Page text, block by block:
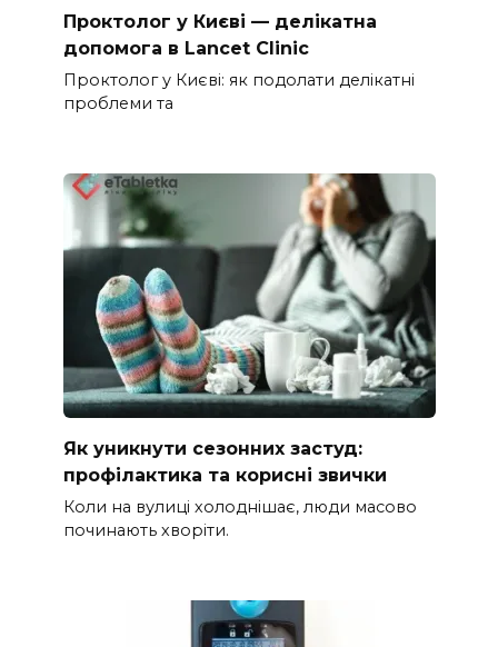
Проктолог у Києві — делікатна
допомога в Lancet Clinic
Проктолог у Києві: як подолати делікатні
проблеми та
Як уникнути сезонних застуд:
профілактика та корисні звички
Коли на вулиці холоднішає, люди масово
починають хворіти.